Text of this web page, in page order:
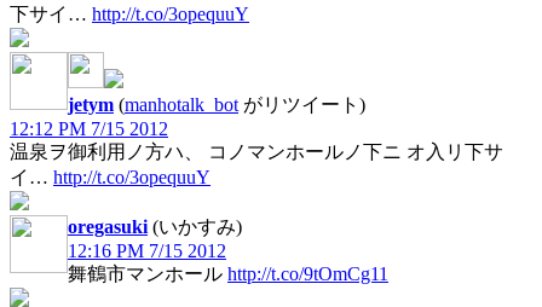
下サイ… http://t.co/3opequuY
jetym (manhotalk_bot がリツイート)
12:12 PM 7/15 2012
温泉ヲ御利用ノ方ハ、 コノマンホールノ下ニ オ入リ下サ
イ… http://t.co/3opequuY
oregasuki (いかすみ)
12:16 PM 7/15 2012
舞鶴市マンホール http://t.co/9tOmCg11